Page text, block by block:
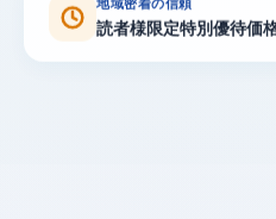
地域密着の信頼
読者様限定特別優待価